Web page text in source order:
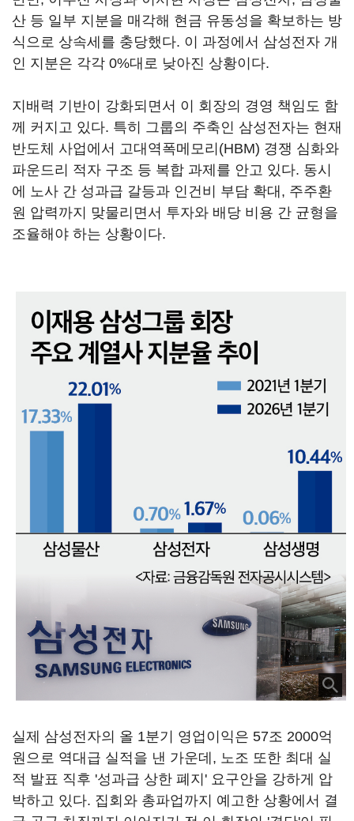
산 등 일부 지분을 매각해 현금 유동성을 확보하는 방
식으로 상속세를 충당했다. 이 과정에서 삼성전자 개
인 지분은 각각 0%대로 낮아진 상황이다.
지배력 기반이 강화되면서 이 회장의 경영 책임도 함
께 커지고 있다. 특히 그룹의 주축인 삼성전자는 현재
반도체 사업에서 고대역폭메모리(HBM) 경쟁 심화와
파운드리 적자 구조 등 복합 과제를 안고 있다. 동시
에 노사 간 성과급 갈등과 인건비 부담 확대, 주주환
원 압력까지 맞물리면서 투자와 배당 비용 간 균형을
조율해야 하는 상황이다.
실제 삼성전자의 올 1분기 영업이익은 57조 2000억
원으로 역대급 실적을 낸 가운데, 노조 또한 최대 실
적 발표 직후 '성과급 상한 폐지' 요구안을 강하게 압
박하고 있다. 집회와 총파업까지 예고한 상황에서 결